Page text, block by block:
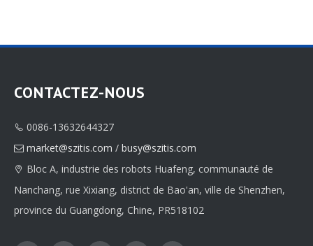
CONTACTEZ-NOUS
 0086-13632644327
 market@szitis.com / busy@szitis.com
 Bloc A, industrie des robots Huafeng, communauté de
Nanchang, rue Xixiang, district de Bao'an, ville de Shenzhen,
province du Guangdong, Chine, PR518102